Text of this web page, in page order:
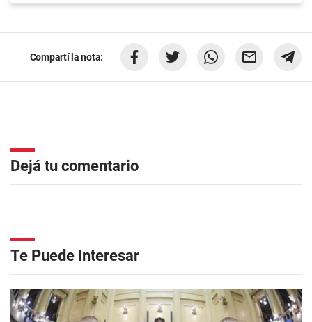
Compartí la nota:
Dejá tu comentario
Te Puede Interesar